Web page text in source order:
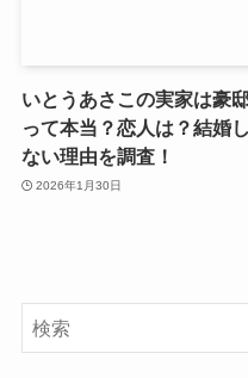
いとうあさこの実家は豪
って本当？恋人は？結婚し
ない理由を調査！
2026年1月30日